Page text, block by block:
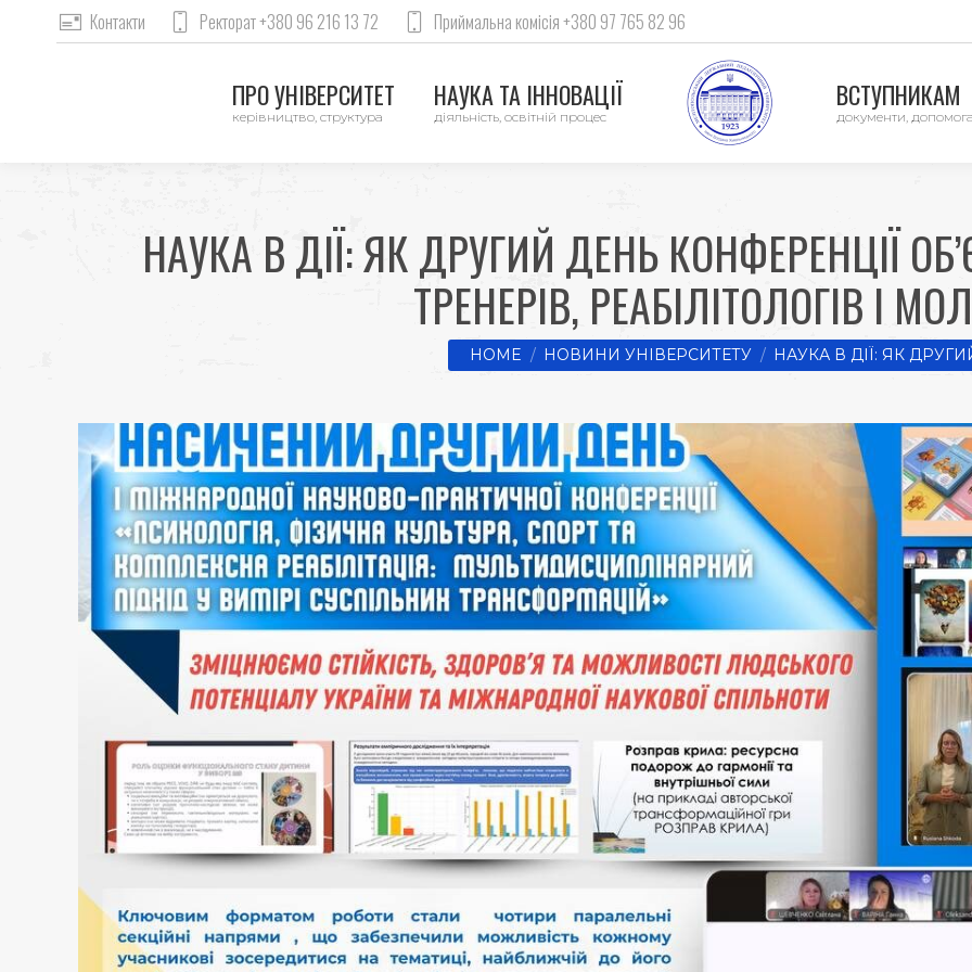
Контакти Ректорат +380 96 216 13 72 Приймальна комісія +380 97 765 82 96
ПРО УНІВЕРСИТЕТ
керівництво, структура
НАУКА ТА ІННОВАЦІЇ
діяльність, освітній процес
ВСТУПНИКАМ
документи,
НАУКА В ДІЇ: ЯК ДРУГИЙ ДЕНЬ КОНФЕРЕНЦІЇ
ТРЕНЕРІВ, РЕАБІЛІТОЛОГІВ І
You are here:
HOME НОВИНИ УНІВЕРСИТЕТУ НАУКА В ДІЇ: ЯК